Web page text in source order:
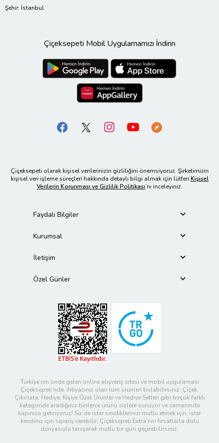
Şehir: İstanbul
Çiçeksepeti Mobil Uygulamamızı İndirin
Çiçeksepeti olarak kişisel verilerinizin gizliliğini önemsiyoruz. Şirketimizin
kişisel veri işleme süreçleri hakkında detaylı bilgi almak için lütfen Kişisel
Verilerin Korunması ve Gizlilik Politikası’nı inceleyiniz.
Faydalı Bilgiler
Kurumsal
İletişim
Özel Günler
Türkiye’nin önde gelen online alışveriş sitesi ve mobil uygulaması
Çiçeksepeti’nde, ihtiyacınız olan tüm ürünleri bulabilirsiniz. Çiçek,
Çikolata, Hediye, Kişiye Özel Ürünler ve Hediye Setleri gibi birçok farklı
kategoride aradığınız binlerce ürünü sizlere sunuyor ve zamanında
kapınıza getiriyoruz! Siz de ister sevdiklerinizi mutlu etmek için, ister
kendiniz için sipariş verebilir; Çiçeksepeti Extra’nın fırsatlarla dolu
dünyasıyla tanışarak mutlu bir gün geçirebilirsiniz.